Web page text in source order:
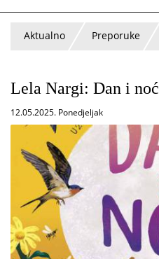
Aktualno Preporuke
Lela Nargi: Dan i noć
12.05.2025. Ponedjeljak